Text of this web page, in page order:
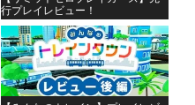
行プレイレビュー！